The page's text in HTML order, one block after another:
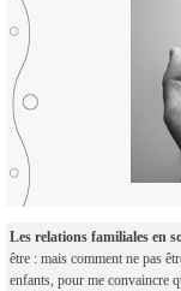
Les relations familiales en
être : mais comment ne pas
enfants, pour me convaincre